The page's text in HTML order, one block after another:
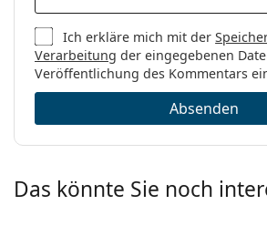
Ich erkläre mich mit der
Verarbeitung der eingegebenen
Veröffentlichung des Kommentars
Absenden
Das könnte Sie noch